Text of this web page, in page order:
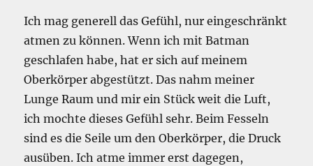
Ich mag generell das Gefühl, nur eingeschränkt
atmen zu können. Wenn ich mit Batman
geschlafen habe, hat er sich auf meinem
Oberkörper abgestützt. Das nahm meiner
Lunge Raum und mir ein Stück weit die Luft,
ich mochte dieses Gefühl sehr. Beim Fesseln
sind es die Seile um den Oberkörper, die Druck
ausüben. Ich atme immer erst dagegen,